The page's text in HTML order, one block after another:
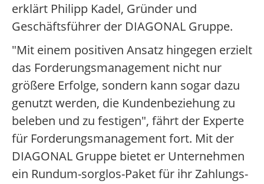
erklärt Philipp Kadel, Gründer und
Geschäftsführer der DIAGONAL Gruppe.
"Mit einem positiven Ansatz hingegen erzielt
das Forderungsmanagement nicht nur
größere Erfolge, sondern kann sogar dazu
genutzt werden, die Kundenbeziehung zu
beleben und zu festigen", fährt der Experte
für Forderungsmanagement fort. Mit der
DIAGONAL Gruppe bietet er Unternehmen
ein Rundum-sorglos-Paket für ihr Zahlungs-